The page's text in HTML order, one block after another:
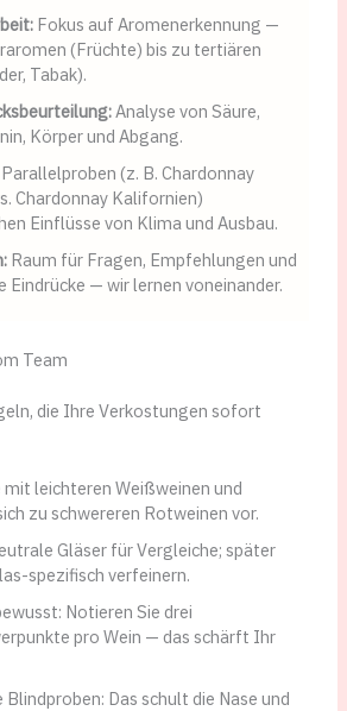
Fokus auf Aromenerkennung —
(Früchte) bis zu tertiären
Tabak).
Analyse von Säure,
Körper und Abgang.
(z. B. Chardonnay
Chardonnay Kalifornien)
Einflüsse von Klima und Ausbau.
Raum für Fragen, Empfehlungen und
Eindrücke — wir lernen voneinander.
Team
die Ihre Verkostungen sofort
mit leichteren Weißweinen und
zu schwereren Rotweinen vor.
Gläser für Vergleiche; später
spezifisch verfeinern.
Notieren Sie drei
pro Wein — das schärft Ihr
Blindproben: Das schult die Nase und